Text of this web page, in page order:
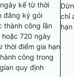
kể từ thời
đăng ký gói
thành công lần
hoặc 720 ngày
thời điểm gia hạn
công trong
quy định
chỉ